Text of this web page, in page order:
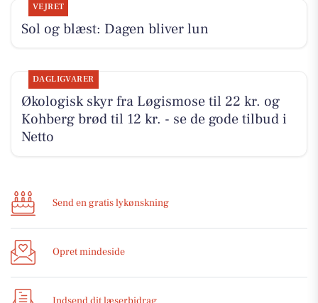
VEJRET
Sol og blæst: Dagen bliver lun
DAGLIGVARER
Økologisk skyr fra Løgismose til 22 kr. og
Kohberg brød til 12 kr. - se de gode tilbud i
Netto
Send en gratis lykønskning
Opret mindeside